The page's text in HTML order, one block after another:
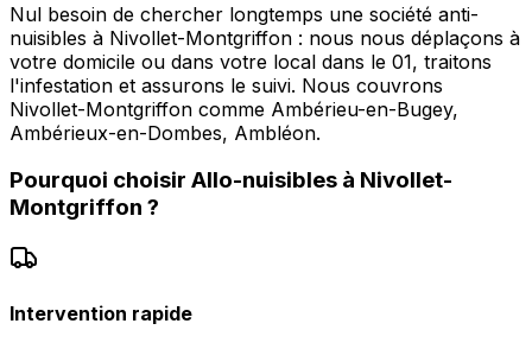
Nul besoin de chercher longtemps une société anti-
nuisibles à Nivollet-Montgriffon : nous nous déplaçons à
votre domicile ou dans votre local dans le 01, traitons
l'infestation et assurons le suivi. Nous couvrons
Nivollet-Montgriffon comme Ambérieu-en-Bugey,
Ambérieux-en-Dombes, Ambléon.
Pourquoi choisir Allo-nuisibles à Nivollet-
Montgriffon ?
Intervention rapide